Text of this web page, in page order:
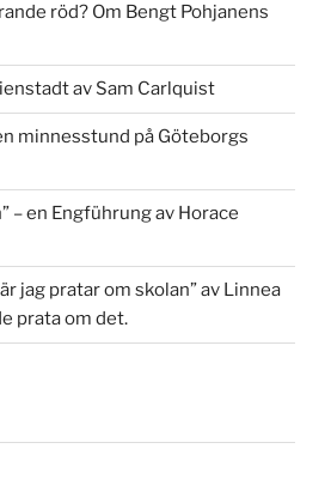
röd? Om Bengt Pohjanens
av Sam Carlquist
minnesstund på Göteborgs
– en Engführung av Horace
jag pratar om skolan” av Linnea
prata om det.